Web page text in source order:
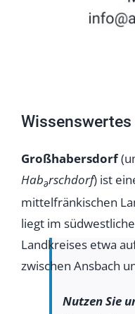
Großhabersdorf
Habərschdorf) ist
mittelfränkischen
liegt im
Landkreises etwa
zwischen Ansbach
Nutzen Sie